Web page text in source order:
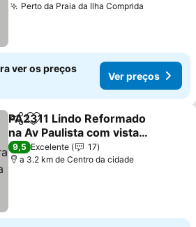
Perto da Praia da Ilha Comprida
ver os preços
Ver preços
PartilharAdicionar aos favoritos
PA2311 Lindo Reformado
na Av Paulista com vista
para MASP e Pq
Ibirapuera
Ver preços
9,5 Excelente
17
a 3.2 km de Centro da cidade